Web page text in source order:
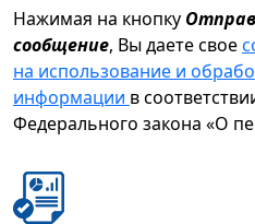
Нажимая на кнопку
сообщение, Вы даете свое
на использование и
информации в
Федерального закона «О